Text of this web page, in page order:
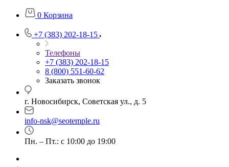
0 Корзина
+7 (383) 202-18-15
Телефоны
+7 (383) 202-18-15
8 (800) 551-60-62
Заказать звонок
г. Новосибирск, Советская ул., д. 5
info-nsk@seotemple.ru
Пн. – Пт.: с 10:00 до 19:00